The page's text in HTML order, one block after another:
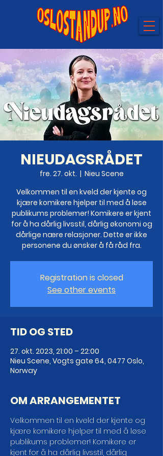
NIEUDAGSRÅDET
fre. 27. okt.
  |
Nieu Scene
Velkommen til en kveld der kjente og
kjære komikere hjelper til med å løse
publikums problemer! Komikere er kjent
for å ha dårlig livsstil, dårlig økonomi og
dårlige nære relasjoner. Dette er ikke
personene du ønsker å få råd fra.
Registration is closed
See other events
TID OG STED
27. okt. 2023, 21:00 – 22:00
Nieu Scene, Vogts gate 64, 0477 Oslo,
Norway
OM ARRANGEMENTET
Velkommen til en kveld der kjente og
kjære komikere hjelper til med å løse
publikums problemer! Komikere er
kjent for å ha dårlig livsstil, dårlig